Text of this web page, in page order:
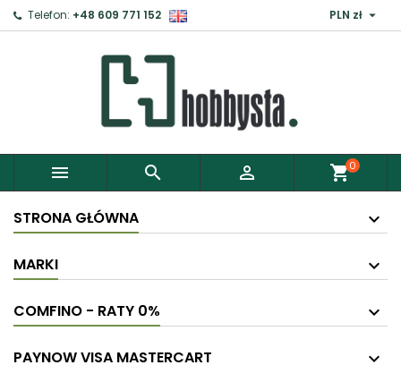
Telefon: +48 609 771 152 PLN zł 
   shopping_cart0
STRONA GŁÓWNA
MARKI
COMFINO - RATY 0%
PAYNOW VISA MASTERCART
Zaloguj ×
Aby zapisać produkty do Schowka, musisz się
Anuluj Zaloguj